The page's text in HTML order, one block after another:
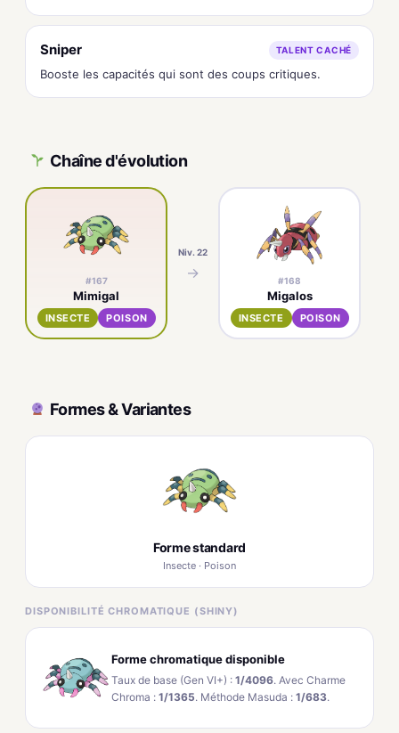
Sniper TALENT CACHÉ
Booste les capacités qui sont des coups critiques.
Chaîne d'évolution
#167
Mimigal
INSECTE POISON
Niv. 22
→ #168
Migalos
INSECTE POISON
Formes & Variantes
Forme standard
Insecte · Poison
DISPONIBILITÉ CHROMATIQUE (SHINY)
Forme chromatique disponible
Taux de base (Gen VI+) : 1/4096. Avec Charme
Chroma : 1/1365. Méthode Masuda : 1/683.